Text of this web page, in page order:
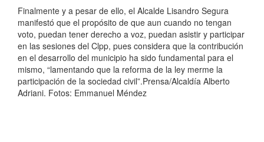
Finalmente y a pesar de ello, el Alcalde Lisandro Segura
manifestó que el propósito de que aun cuando no tengan
voto, puedan tener derecho a voz, puedan asistir y participar
en las sesiones del Clpp, pues considera que la contribución
en el desarrollo del municipio ha sido fundamental para el
mismo, “lamentando que la reforma de la ley merme la
participación de la sociedad civil”.Prensa/Alcaldía Alberto
Adriani. Fotos: Emmanuel Méndez